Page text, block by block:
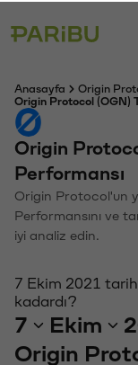
Anasayfa
Origin
Origin Protocol (OGN)
Origin
Performansı
Origin Protocol'un
Performansını ve
iyi analiz edin.
7 Ekim 2021
kadardı?
7 Ekim
Origin